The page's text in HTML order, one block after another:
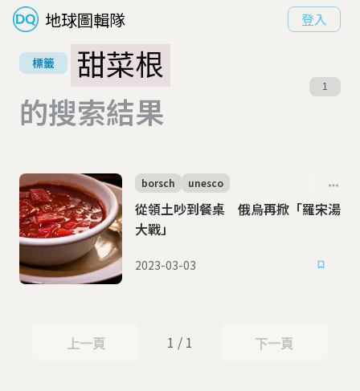
地球圖輯隊 登入
標籤
甜菜根
的搜索結果
1
從領土吵到餐桌 俄烏再掀「羅宋湯
大戰」
borsch unesco
2023-03-03
上一頁
上一頁 1 / 1 下一頁
下一頁